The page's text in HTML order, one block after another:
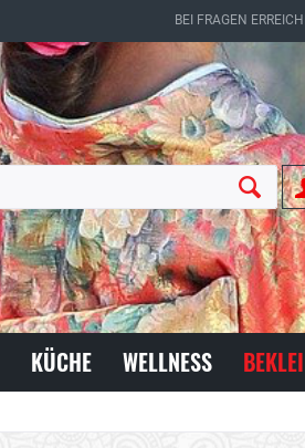
BEI FRAGEN
KÜCHE WELLNESS